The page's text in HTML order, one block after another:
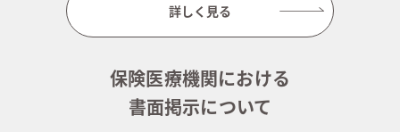
詳しく見る
保険医療機関における
書面掲示について